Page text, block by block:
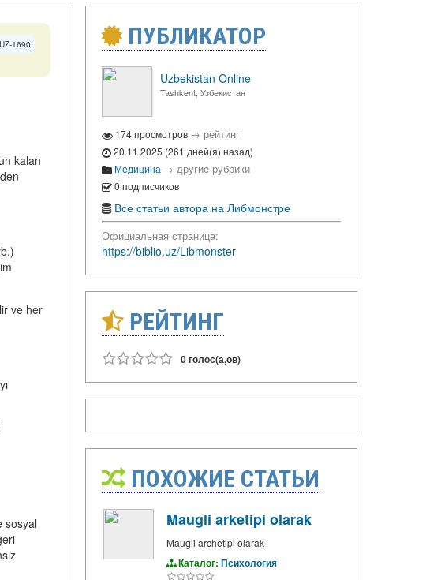
1690
kalan
ve her
sosyal
ПУБЛИКАТОР
Uzbekistan Online
Tashkent, Узбекистан
174 просмотров → рейтинг
20.11.2025 (261 дней(я) назад)
Медицина → другие рубрики
0 подписчиков
Все статьи автора на Либмонстре
Официальная страница:
https://biblio.uz/Libmonster
РЕЙТИНГ
0 голос(а,ов)
ПОХОЖИЕ СТАТЬИ
Maugli arketipi olarak
Maugli archetipi olarak
Каталог: Психология